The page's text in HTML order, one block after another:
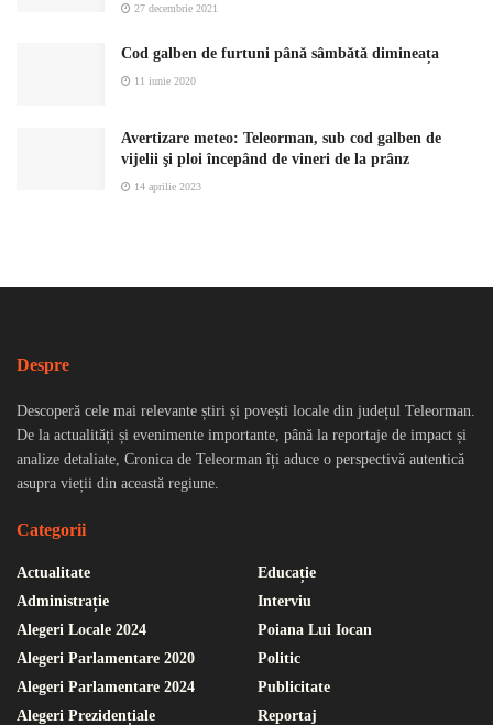
27 decembrie 2021
Cod galben de furtuni până sâmbătă dimineața
11 iunie 2020
Avertizare meteo: Teleorman, sub cod galben de
vijelii şi ploi începând de vineri de la prânz
14 aprilie 2023
Despre
Descoperă cele mai relevante știri și povești locale din județul Teleorman.
De la actualități și evenimente importante, până la reportaje de impact și
analize detaliate, Cronica de Teleorman îți aduce o perspectivă autentică
asupra vieții din această regiune.
Categorii
Actualitate
Administrație
Alegeri Locale 2024
Alegeri Parlamentare 2020
Alegeri Parlamentare 2024
Alegeri Prezidențiale
Educație
Interviu
Poiana Lui Iocan
Politic
Publicitate
Reportaj